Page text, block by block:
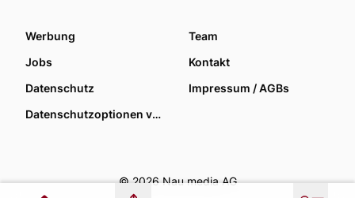
Werbung
Team
Jobs
Kontakt
Datenschutz
Impressum / AGBs
Datenschutzoptionen verwalten
© 2026 Nau media AG